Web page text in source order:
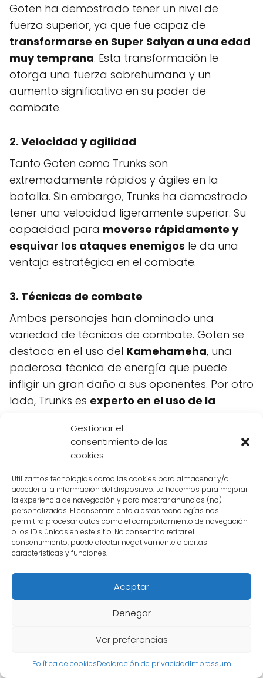
Gestionar el
consentimiento de las
cookies
Utilizamos tecnologías como las cookies para almacenar y/o
acceder a la información del dispositivo. Lo hacemos para mejorar
la experiencia de navegación y para mostrar anuncios (no)
personalizados. El consentimiento a estas tecnologías nos
permitirá procesar datos como el comportamiento de navegación
o los ID's únicos en este sitio. No consentir o retirar el
consentimiento, puede afectar negativamente a ciertas
características y funciones.
Aceptar
Denegar
Ver preferencias
Política de cookiesDeclaración de privacidadImpressum
Goten ha demostrado tener un nivel de
fuerza superior, ya que fue capaz de
transformarse en Super Saiyan a una edad
muy temprana. Esta transformación le
otorga una fuerza sobrehumana y un
aumento significativo en su poder de
combate.
2. Velocidad y agilidad
Tanto Goten como Trunks son
extremadamente rápidos y ágiles en la
batalla. Sin embargo, Trunks ha demostrado
tener una velocidad ligeramente superior. Su
capacidad para moverse rápidamente y
esquivar los ataques enemigos le da una
ventaja estratégica en el combate.
3. Técnicas de combate
Ambos personajes han dominado una
variedad de técnicas de combate. Goten se
destaca en el uso del Kamehameha, una
poderosa técnica de energía que puede
infligir un gran daño a sus oponentes. Por otro
lado, Trunks es experto en el uso de la
ataques rápidos y precisos.
Si bien ambos personajes son jóvenes y tienen
un gran potencial, Trunks tiene una ligera
ventaja en términos de experiencia. Trunks ha
tenido más oportunidades de luchar en
batallas serias y ha enfrentado a enemigos
poderosos como Cell y Majin Buu, lo que le ha
permitido desarrollar sus habilidades y
estrategias de combate.
En general, Goten y Trunks son igualmente
poderosos y han demostrado ser
formidables en la batalla. Sin embargo,